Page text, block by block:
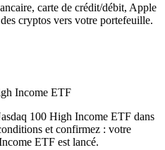
carte de crédit/débit, Apple
cryptos vers votre portefeuille.
Income ETF
100 High Income ETF dans
et confirmez : votre
ETF est lancé.